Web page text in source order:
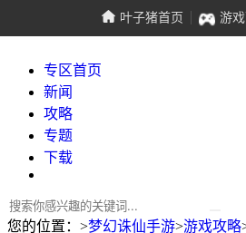
叶子猪首页 游
专区首页
新闻
攻略
专题
下载
您的位置： >梦幻诛仙手游>游戏攻略